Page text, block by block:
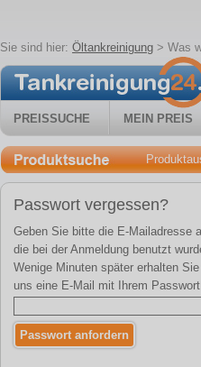
Sie sind hier: Öltankreinigung > Was
PREISSUCHE MEIN PREIS
Passwort vergessen?
Geben Sie bitte die E-Mailadresse
die bei der Anmeldung benutzt
Wenige Minuten später erhalten
uns eine E-Mail mit Ihrem